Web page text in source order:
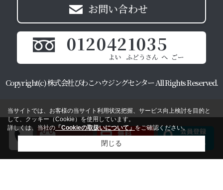
お問い合わせ
0120421035
Copyright(c) 株式会社びわこハウジングセンター All Rights Reserved.
当サイトでは、お客様の当サイト利用状況把握、サービス向上検討を目的と
して、クッキー（Cookie）を使用しています。
詳しくは、当社の 「Cookieの取扱いについて」 をご確認ください。
閉じる